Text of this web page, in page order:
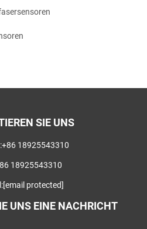
SIE UNS
+86 18925543310
18925543310
[email protected]
UNS EINE NACHRICHT